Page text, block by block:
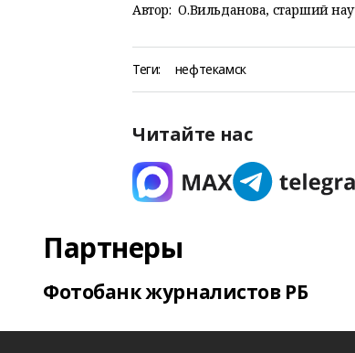
Автор: О.Вильданова, старший
Теги: нефтекамск
Читайте нас
Партнеры
Фотобанк журналистов РБ